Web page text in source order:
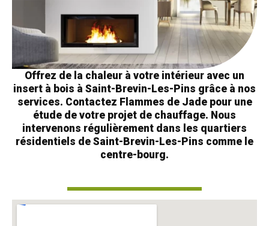
Offrez de la chaleur à votre intérieur avec un
insert à bois à Saint-Brevin-Les-Pins grâce à nos
services. Contactez Flammes de Jade pour une
étude de votre projet de chauffage. Nous
intervenons régulièrement dans les quartiers
résidentiels de Saint-Brevin-Les-Pins comme le
centre-bourg.